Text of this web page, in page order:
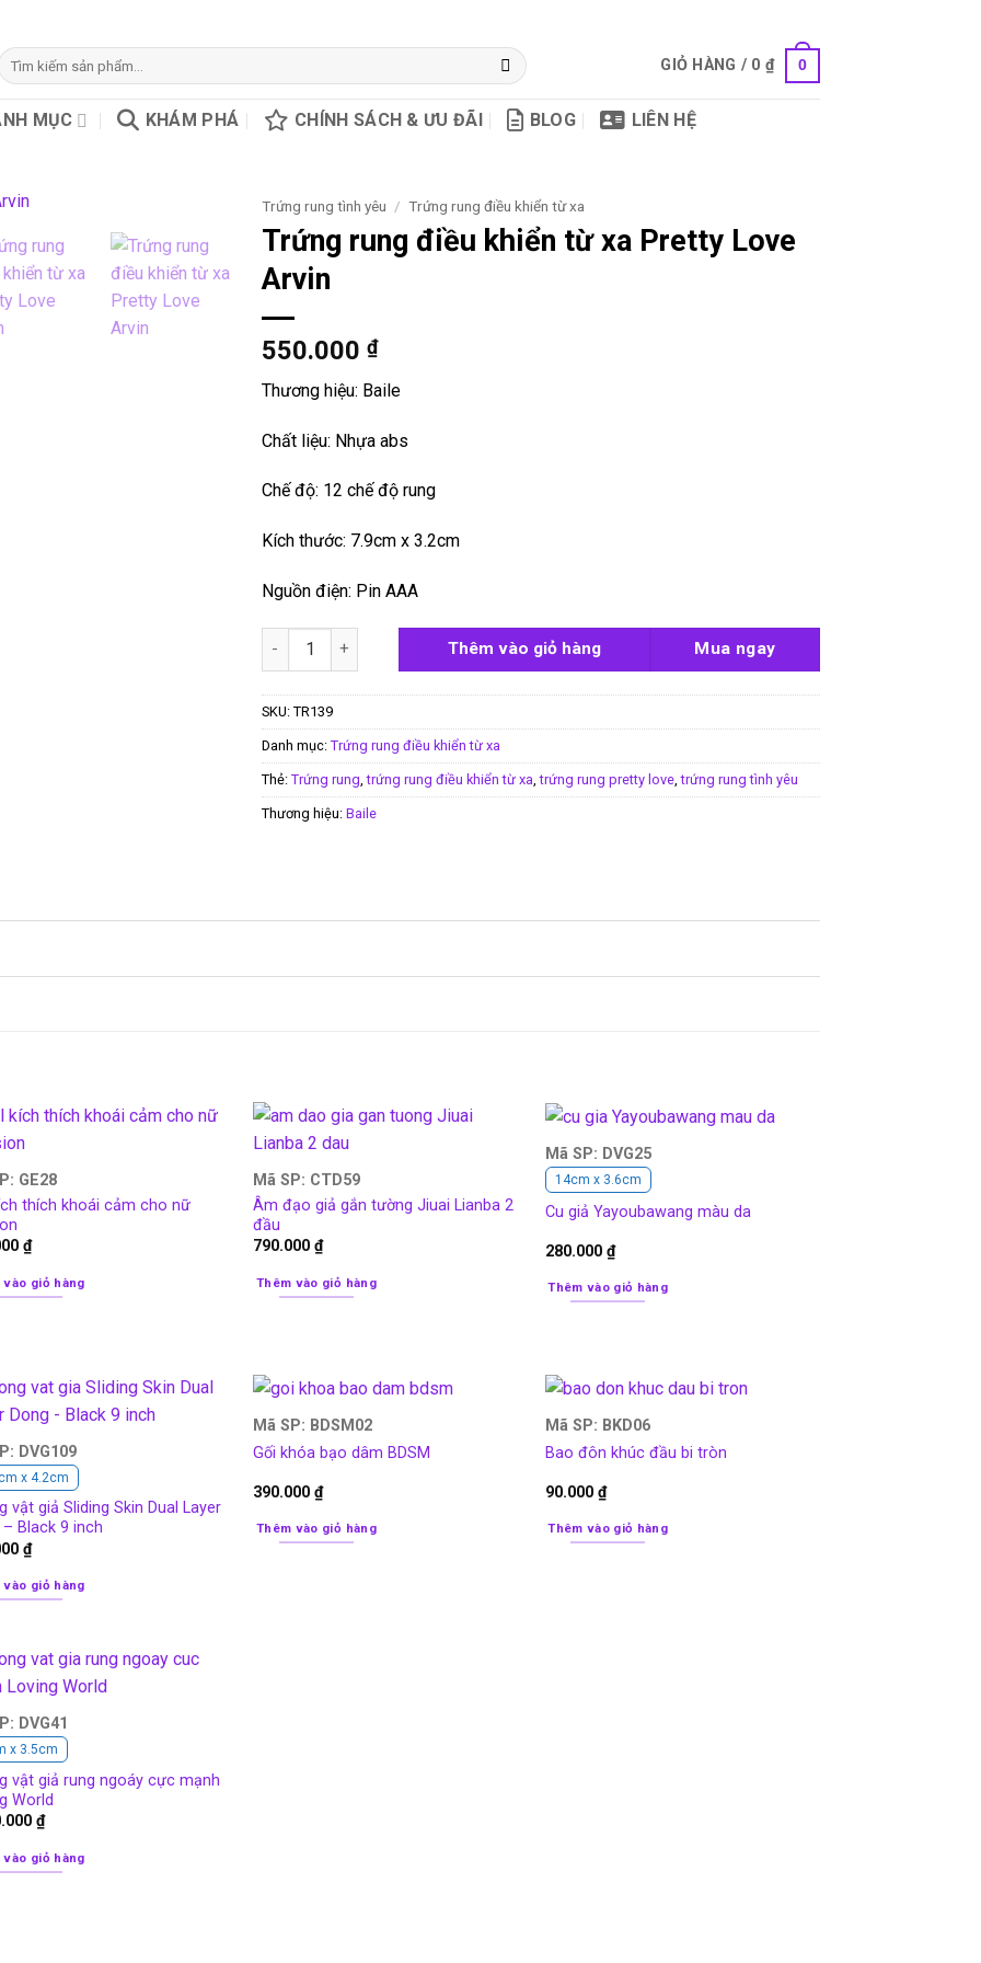
Tìm
kiếm:
GIỎ HÀNG / 0₫ 0
MỤC KHÁM PHÁ CHÍNH SÁCH & ƯU ĐÃI BLOG LIÊN HỆ
Trứng rung tình yêu / Trứng rung điều khiển từ xa
Trứng rung điều khiển từ xa Pretty Love
Arvin
550.000 ₫
Thương hiệu: Baile
Chất liệu: Nhựa abs
Chế độ: 12 chế độ rung
Kích thước: 7.9cm x 3.2cm
Nguồn điện: Pin AAA
Trứng rung điều khiển từ xa Pretty Love Arvin số lượng
Thêm vào giỏ hàng Mua ngay
SKU: TR139
Danh mục: Trứng rung điều khiển từ xa
Thẻ: Trứng rung ,trứng rung điều khiển từ xa ,trứng rung pretty love ,trứng rung tình yêu
Thương hiệu: Baile
GE28
thích khoái cảm cho nữ
₫
vào giỏ hàng
Mã SP: CTD59
Âm đạo giả gắn tường Jiuai Lianba 2
đầu
790.000₫
Thêm vào giỏ hàng
Mã SP: DVG25
14cm x 3.6cm
Cu giả Yayoubawang màu da
280.000 ₫
Thêm vào giỏ hàng
DVG109
x 4.2cm
vật giả Sliding Skin Dual Layer
– Black 9 inch
₫
vào giỏ hàng
Mã SP: BDSM02
Gối khóa bạo dâm BDSM
390.000₫
Thêm vào giỏ hàng
Mã SP: BKD06
Bao đôn khúc đầu bi tròn
90.000 ₫
Thêm vào giỏ hàng
DVG41
x 3.5cm
vật giả rung ngoáy cực mạnh
World
₫
vào giỏ hàng